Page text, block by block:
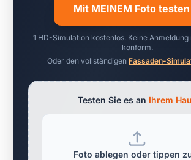
Mit MEINEM Foto
1 HD-Simulation kostenlos. Keine Anmeldung
konform.
Oder den vollständigen Fassaden-
Testen Sie es an Ihrem
Foto ablegen oder tippen